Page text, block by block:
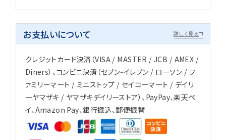
お支払いについて 詳しく見る
クレジットカード決済（VISA / MASTER / JCB / AMEX /
Diners）、コンビニ決済（セブン-イレブン / ローソン / フ
ァミリーマート / ミニストップ / セイコーマート / デイリ
ーヤマザキ / ヤマザキデイリーストア）、PayPay、楽天ペ
イ、Amazon Pay、銀行振込、郵便振替